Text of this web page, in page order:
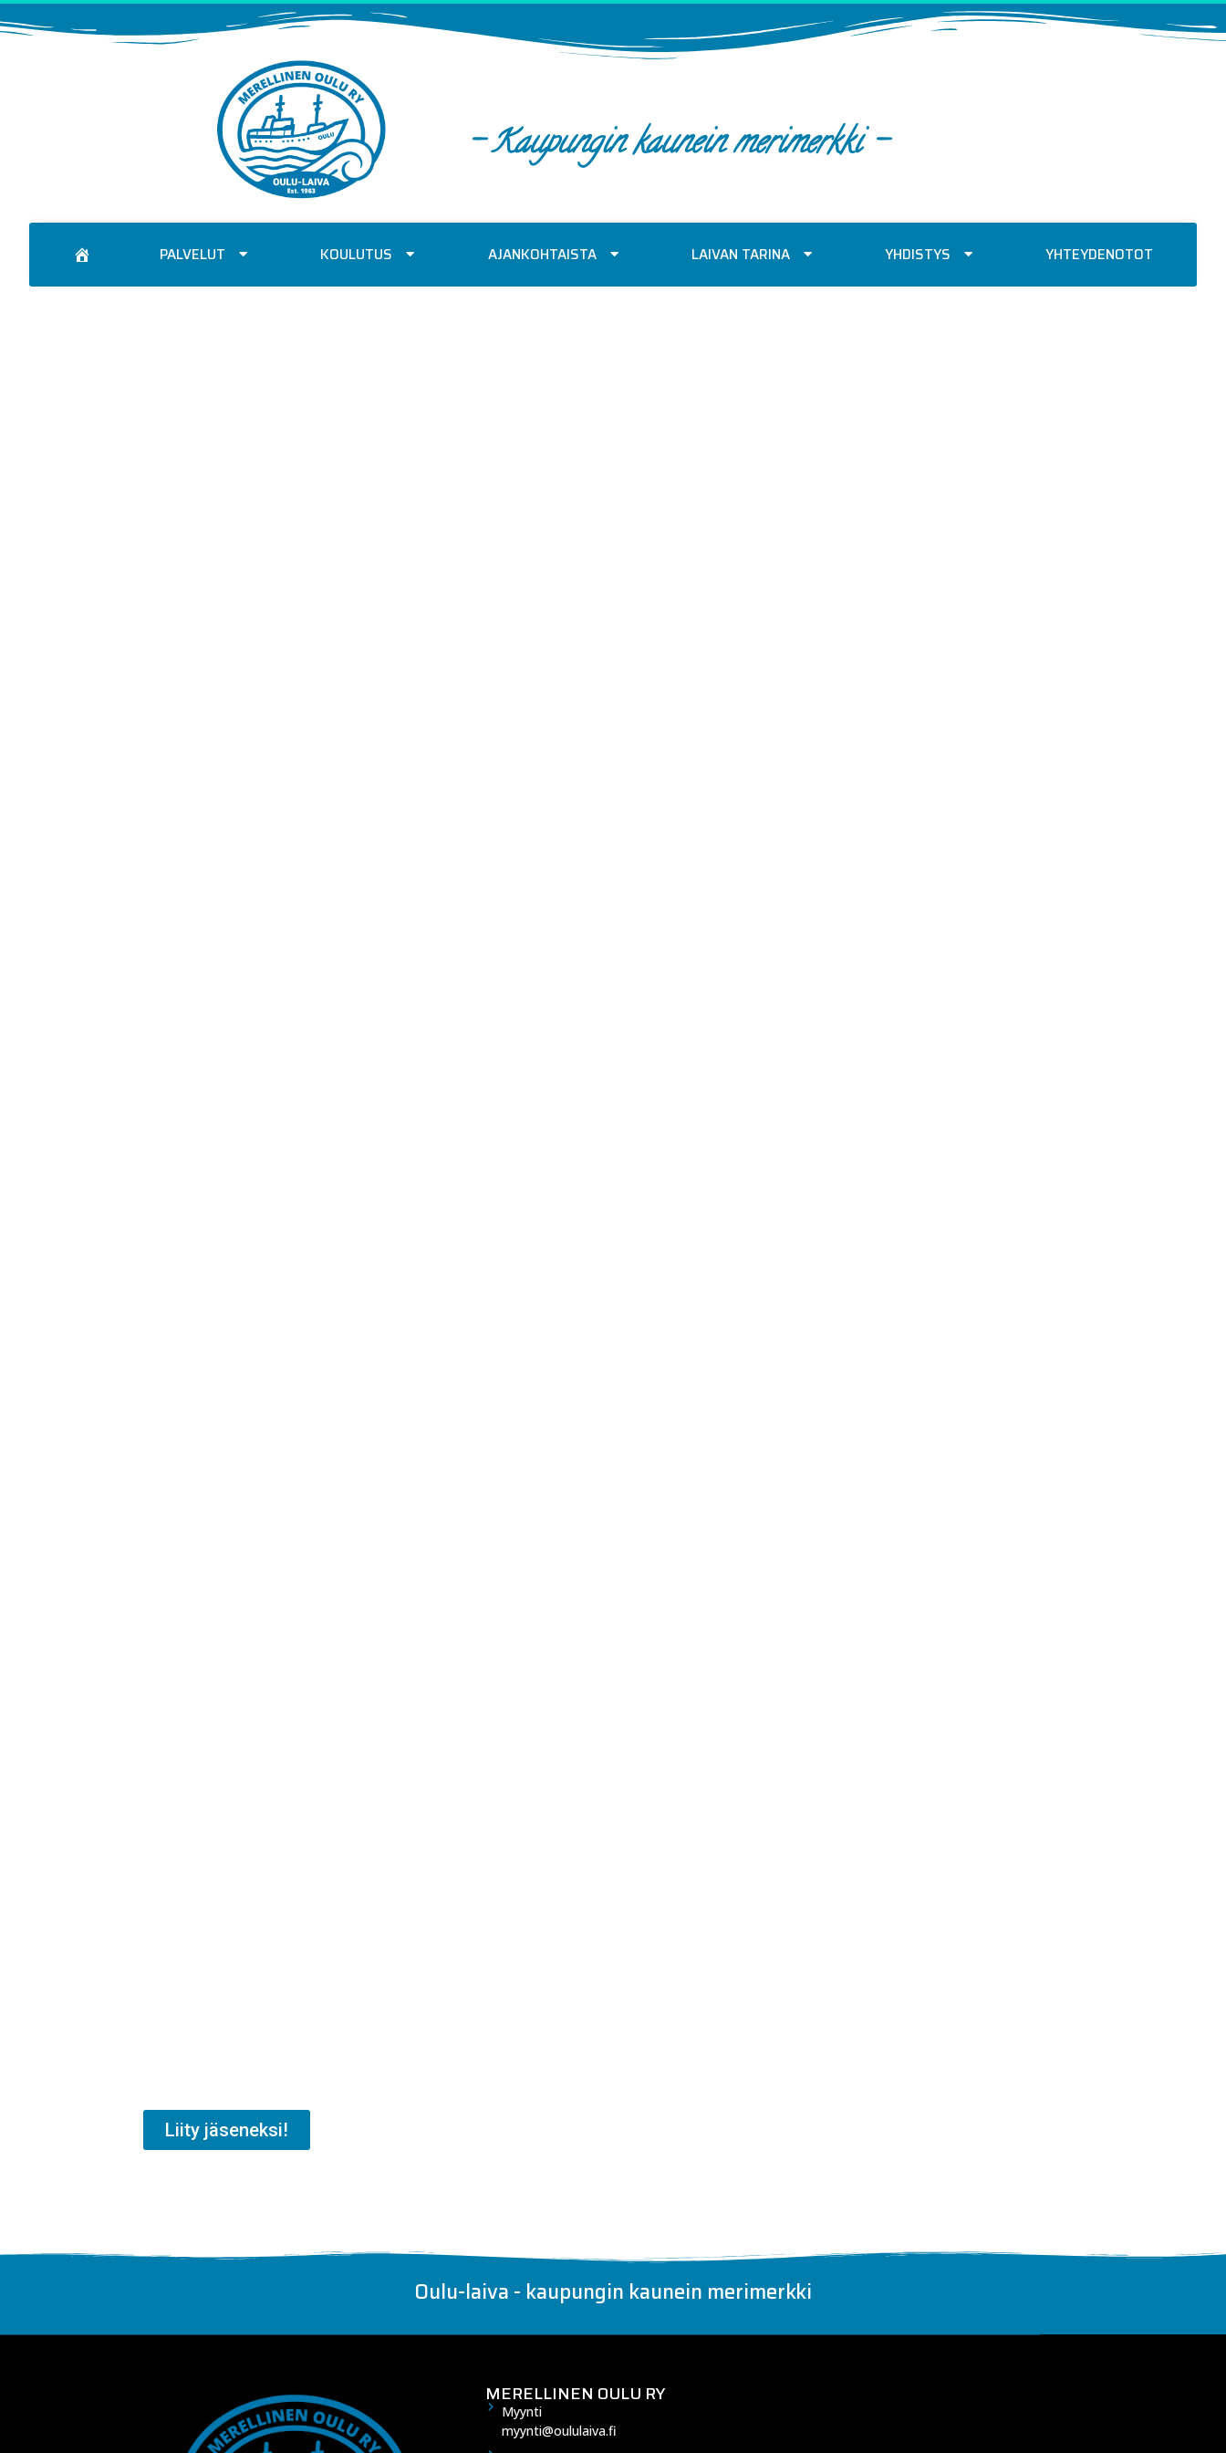
- Kaupungin kaunein merimerkki -
PALVELUT KOULUTUS AJANKOHTAISTA LAIVAN TARINA YHDISTYS YHTEYDENOTOT
Liity jäseneksi!
Oulu-laiva - kaupungin kaunein merimerkki
MERELLINEN OULU RY
Myynti
myynti@oululaiva.fi